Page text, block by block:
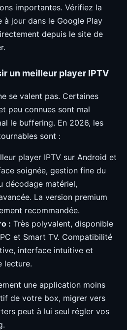
importantes. Vérifiez la
à jour dans le Google Play
depuis le site de
un meilleur player IPTV
se valent pas. Certaines
peu connues sont mal
le buffering. En 2026, les
sont :
player IPTV sur Android et
soignée, gestion fine du
décodage matériel,
La version premium
recommandée.
: Très polyvalent, disponible
et Smart TV. Compatibilité
interface intuitive et
lecture.
une application moins
de votre box, migrer vers
peut à lui seul régler vos